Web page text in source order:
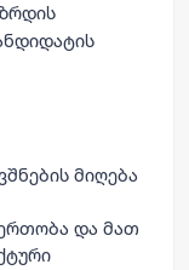
მიღება
და მათ